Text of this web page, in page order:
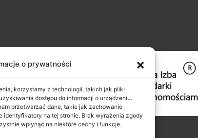
o prywatności
korzystamy z technologii, takich jak pliki
dostępu do informacji o urządzeniu.
przetwarzać dane, takie jak zachowanie
identyfikatory na tej stronie. Brak wyrażenia zgody
wpłynąć na niektóre cechy i funkcje.